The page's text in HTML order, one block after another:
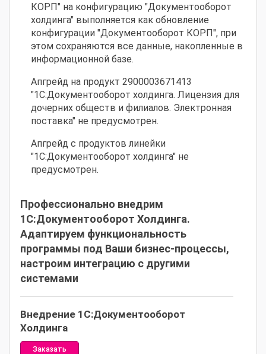
КОРП" на конфигурацию "Документооборот
холдинга" выполняется как обновление
конфигурации "Документооборот КОРП", при
этом сохраняются все данные, накопленные в
информационной базе.
Апгрейд на продукт 2900003671413
"1С:Документооборот холдинга. Лицензия для
дочерних обществ и филиалов. Электронная
поставка" не предусмотрен.
Апгрейд с продуктов линейки
"1С:Документооборот холдинга" не
предусмотрен.
Профессионально внедрим
1С:Документооборот Холдинга.
Адаптируем функциональность
программы под Ваши бизнес-процессы,
настроим интеграцию с другими
системами
Внедрение 1С:Документооборот
Холдинга
Заказать